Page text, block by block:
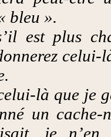
bleu ».
est plus
celui-
là que je
un
je n’en